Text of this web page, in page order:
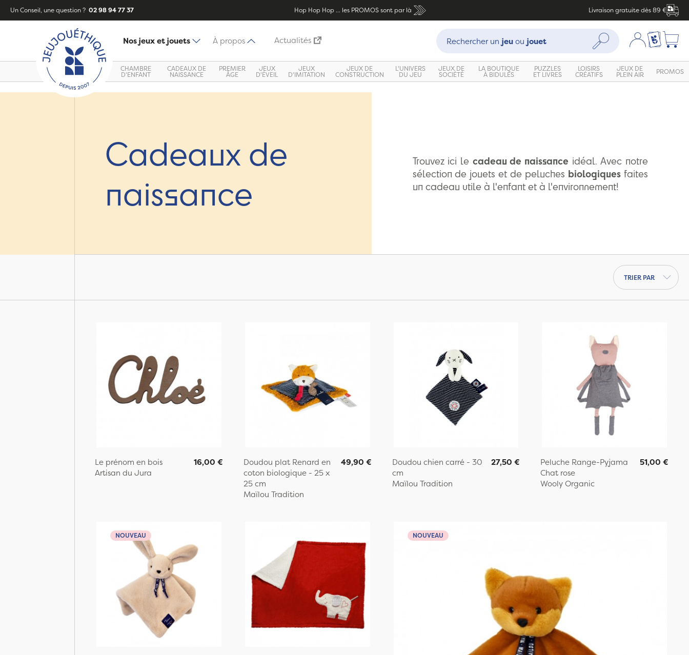
Un Conseil, une question ? 02 98 94 77 37 Hop Hop Hop ... les PROMOS sont par là Livraison gratuite dès 89 €
Nos jeux et jouets À propos Actualités
Recherche :
Rechercher un jeuou jouet Rechercher Mon compte
Ma liste
CHAMBRE
D'ENFANT
CADEAUX DE
NAISSANCE
PREMIER
ÂGE
JEUX
D'ÉVEIL
JEUX
D'IMITATION
JEUX DE
CONSTRUCTION
L'UNIVERS
DU JEU
JEUX DE
SOCIÉTÉ
LA BOUTIQUE
À BIDULES
PUZZLES
ET LIVRES
LOISIRS
CRÉATIFS
JEUX DE
PLEIN AIR PROMOS
Cadeaux de
naissance
Trouvez ici le cadeau de naissance idéal. Avec notre
sélection de jouets et de peluches biologiques faites
un cadeau utile à l'enfant et à l'environnement!
Trier par
Le prénom en bois
Artisan du Jura
16,00 €
Doudou plat Renard en
coton biologique - 25 x
25 cm
Maïlou Tradition
49,90 €
Doudou chien carré - 30
cm
Maïlou Tradition
27,50 €
Peluche Range-Pyjama
Chat rose
Wooly Organic
51,00 €
NOUVEAU NOUVEAU